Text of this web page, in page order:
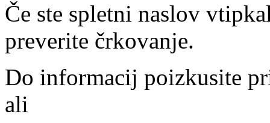
Če ste spletni naslov
preverite črkovanje.
Do informacij poizkusite
ali